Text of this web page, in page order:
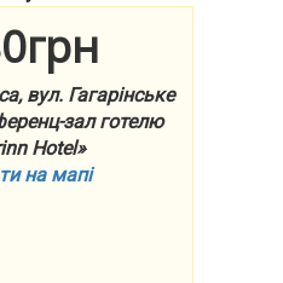
вул. Гагарінське
зал готелю
Hotel»
на мапі